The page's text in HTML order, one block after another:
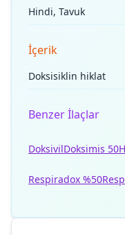
Hindi, Tavuk
İçerik
Doksisiklin hiklat
Benzer İlaçlar
DoksivilDoksimis 50
Respiradox %50